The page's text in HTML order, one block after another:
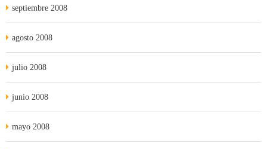
septiembre 2008
agosto 2008
julio 2008
junio 2008
mayo 2008